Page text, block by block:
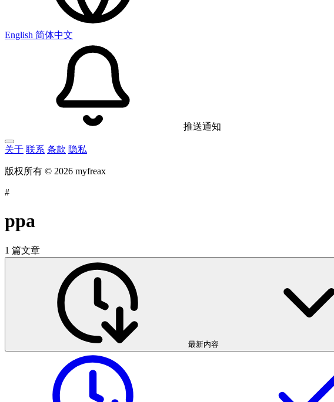
English 简体中文
推送通知
关于 联系 条款 隐私
版权所有 © 2026 myfreax
#
ppa
1 篇文章
最新内容